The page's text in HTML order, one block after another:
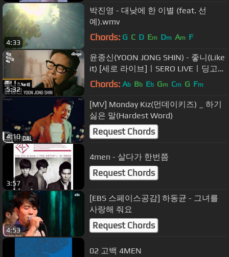
4:33
박진영 - 대낮에 한 이별 (feat. 선
예).wmv
Chords: G C D Em Dm Am F
5:32
윤종신(YOON JONG SHIN) - 좋니(Like
it) [세로 라이브]ㅣSERO LIVEㅣ딩고뮤
직ㅣdingomusic
Chords: Ab Bb Eb Gm Cm G Fm
4:10
[MV] Monday Kiz(먼데이키즈) _ 하기
싫은 말(Hardest Word)
Request Chords
3:57
4men - 살다가 한번쯤
Request Chords
4:53
[EBS 스페이스공감] 하동균 - 그녀를
사랑해 줘요
Request Chords
02 고백 4MEN